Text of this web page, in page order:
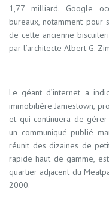
1,77 milliard. Google
bureaux, notamment pour
de cette ancienne
par l’architecte Albert G.
Le géant d’internet a
immobilière Jamestown,
et qui continuera de gérer
un communiqué publié
réunit des dizaines de
rapide haut de gamme,
quartier adjacent du
2000.